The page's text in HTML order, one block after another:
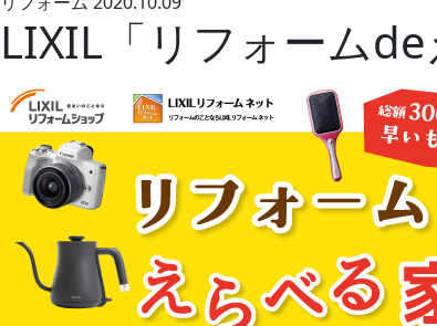
LIXIL「リフォーム